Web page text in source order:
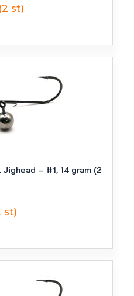
st)
– #1, 14 gram (2
st)